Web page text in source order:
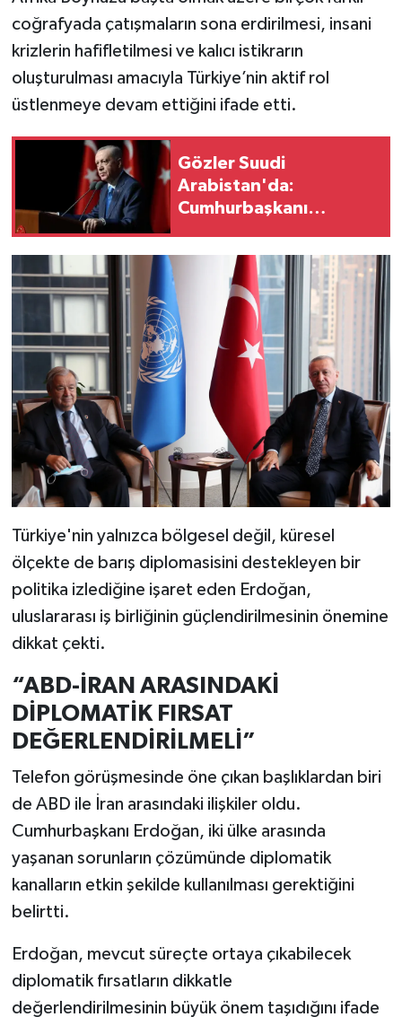
coğrafyada çatışmaların sona erdirilmesi, insani
krizlerin hafifletilmesi ve kalıcı istikrarın
oluşturulması amacıyla Türkiye’nin aktif rol
üstlenmeye devam ettiğini ifade etti.
Gözler Suudi
Arabistan'da:
Cumhurbaşkanı
Şahbaz Şerif buluşuyor
Türkiye'nin yalnızca bölgesel değil, küresel
ölçekte de barış diplomasisini destekleyen bir
politika izlediğine işaret eden Erdoğan,
uluslararası iş birliğinin güçlendirilmesinin önemine
dikkat çekti.
“ABD-İRAN ARASINDAKİ
DİPLOMATİK FIRSAT
DEĞERLENDİRİLMELİ”
Telefon görüşmesinde öne çıkan başlıklardan biri
de ABD ile İran arasındaki ilişkiler oldu.
Cumhurbaşkanı Erdoğan, iki ülke arasında
yaşanan sorunların çözümünde diplomatik
kanalların etkin şekilde kullanılması gerektiğini
belirtti.
Erdoğan, mevcut süreçte ortaya çıkabilecek
diplomatik fırsatların dikkatle
değerlendirilmesinin büyük önem taşıdığını ifade